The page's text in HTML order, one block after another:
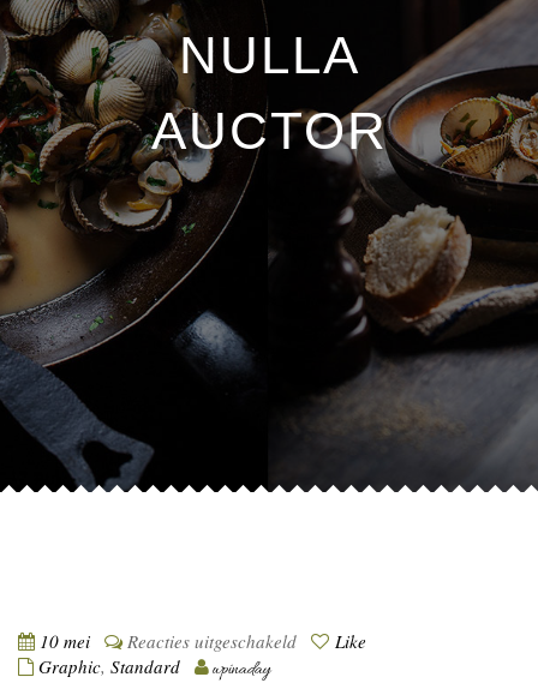
NULLA
AUCTOR
10 mei Reacties uitgeschakeldvoor Like
Graphic, Standard wpinaday